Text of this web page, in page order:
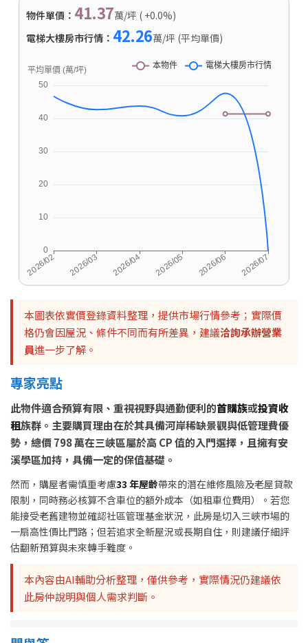
物件單價： 41.37萬/坪 ( +0.0%)
電梯大樓房市行情： 42.26萬/坪 (平均單價)
本圖表依實價登錄資料整理，提供市場行情參考；實際價
格仍會因屋況、條件不同而有所差異，建議洽詢承辦營業
員進一步了解。
專家亮點
此物件適合預算有限、重視視野與通勤便利的首購族或投資收
租族群。主要購買理由在於其具備河岸稀缺景觀與低管理費優
勢，總價 798 萬在三峽區屬於高 CP 值的入門選擇，且擁有安
溪學區加持，具備一定的保值基礎。
然而，購屋者需慎重考慮33 年屋齡帶來的潛在維修風險及老屋貸款
限制，同時務必核算不含車位的額外成本（如租車位費用）。若您
能接受老舊建物並確認社區管理基金狀況，此房是切入三峽市場的
一扇高性價比門路；但若追求全新屋況或長期自住，則建議仔細評
估翻新預算與未來轉手難度。
本內容由AI輔助分析整理，僅供參考，實際情況仍建議依
此房仲說明與個人需求判斷。